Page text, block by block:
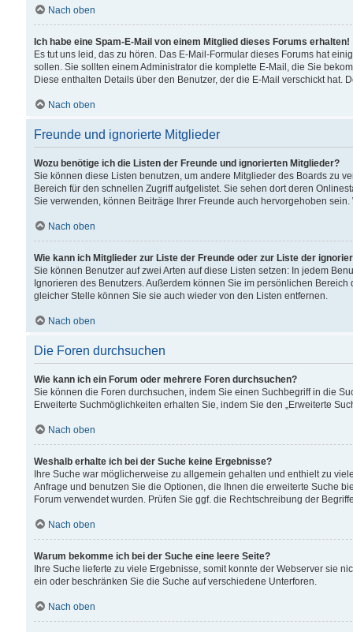
Nach oben
Ich habe eine Spam-E-Mail von einem Mitglied dieses Forums erhalten!
Es tut uns leid, das zu hören. Das E-Mail-Formular dieses Forums hat
sollen. Sie sollten einem Administrator die komplette E-Mail, die Sie
Diese enthalten Details über den Benutzer, der die E-Mail verschickt hat.
Nach oben
Freunde und ignorierte Mitglieder
Wozu benötige ich die Listen der Freunde und ignorierten Mitglieder?
Sie können diese Listen benutzen, um andere Mitglieder des Boards zu
Bereich für den schnellen Zugriff aufgelistet. Sie sehen dort deren
Sie verwenden, können Beiträge Ihrer Freunde auch hervorgehoben
Nach oben
Wie kann ich Mitglieder zur Liste der Freunde oder zur Liste der
Sie können Benutzer auf zwei Arten auf diese Listen setzen: In jedem
Ignorieren des Benutzers. Außerdem können Sie im persönlichen
gleicher Stelle können Sie sie auch wieder von den Listen entfernen.
Nach oben
Die Foren durchsuchen
Wie kann ich ein Forum oder mehrere Foren durchsuchen?
Sie können die Foren durchsuchen, indem Sie einen Suchbegriff in die
Erweiterte Suchmöglichkeiten erhalten Sie, indem Sie den „Erweiterte
Nach oben
Weshalb erhalte ich bei der Suche keine Ergebnisse?
Ihre Suche war möglicherweise zu allgemein gehalten und enthielt zu
Anfrage und benutzen Sie die Optionen, die Ihnen die erweiterte Suche
Forum verwendet wurden. Prüfen Sie ggf. die Rechtschreibung der
Nach oben
Warum bekomme ich bei der Suche eine leere Seite?
Ihre Suche lieferte zu viele Ergebnisse, somit konnte der Webserver sie
ein oder beschränken Sie die Suche auf verschiedene Unterforen.
Nach oben